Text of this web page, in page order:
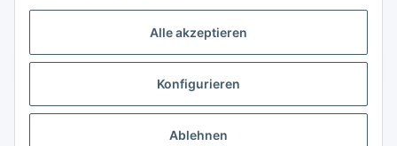
Alle akzeptieren
Konfigurieren
Ablehnen
* Alle Preise inkl. gesetzlicher USt., zzgl.Versand